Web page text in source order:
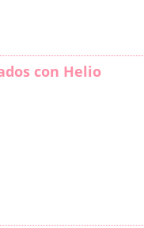
con Helio